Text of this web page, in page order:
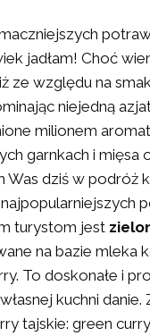
jadłam! Choć
ze względu na
niejedną
milionem
garnkach i mięsa
Was dziś w podróż
najpopularniejszych
turystom jest
na bazie mleka
To doskonałe i
kuchni danie.
tajskie: green